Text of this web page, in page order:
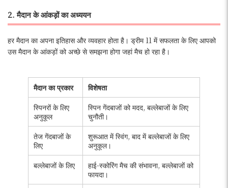
2. मैदान के आंकड़ों का अध्ययन
हर मैदान का अपना इतिहास और व्यवहार होता है। ड्रीम 11 में सफलता के लिए आपको
उस मैदान के आंकड़ों को अच्छे से समझना होगा जहां मैच हो रहा है।
मैदान का प्रकार
विशेषता
स्पिनरों के लिए
अनुकूल
स्पिन गेंदबाजों को मदद, बल्लेबाजों के लिए
चुनौती।
तेज गेंदबाजों के
लिए
शुरूआत में स्विंग, बाद में बल्लेबाजों के लिए
अनुकूल।
बल्लेबाजों के लिए
हाई-स्कोरिंग मैच की संभावना, बल्लेबाजों को
फायदा।